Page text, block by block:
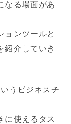
なる場面があ
ョンツールと
紹介していき
いうビジネスチ
に使えるタス